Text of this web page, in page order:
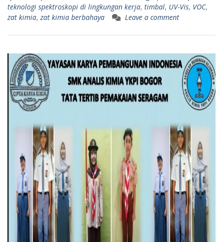
teknologi spektroskopi di lingkungan kerja, timbal, UV-Vis, VOC,
zat kimia, zat kimia berbahaya Leave a comment